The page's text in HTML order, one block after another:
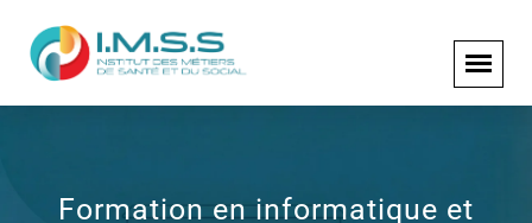
Formation en informatique et